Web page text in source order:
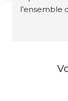
l’ensemble